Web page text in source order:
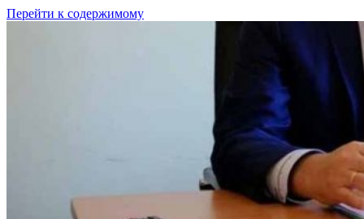
Перейти к содержимому